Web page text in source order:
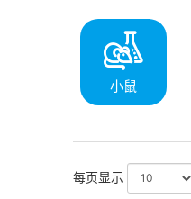
小鼠
每页显示